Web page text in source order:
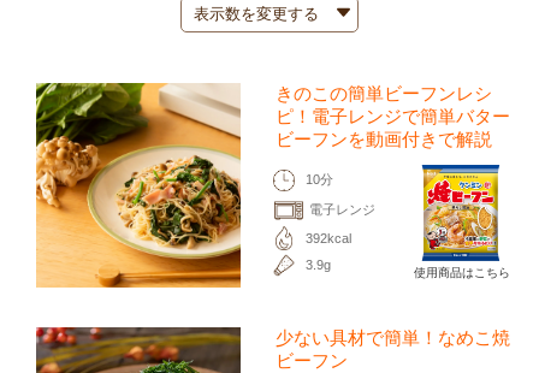
きのこの簡単ビーフンレシ
ピ！電子レンジで簡単バター
ビーフンを動画付きで解説
10分
電子レンジ
392kcal
3.9g
使用商品はこちら
少ない具材で簡単！なめこ焼
ビーフン